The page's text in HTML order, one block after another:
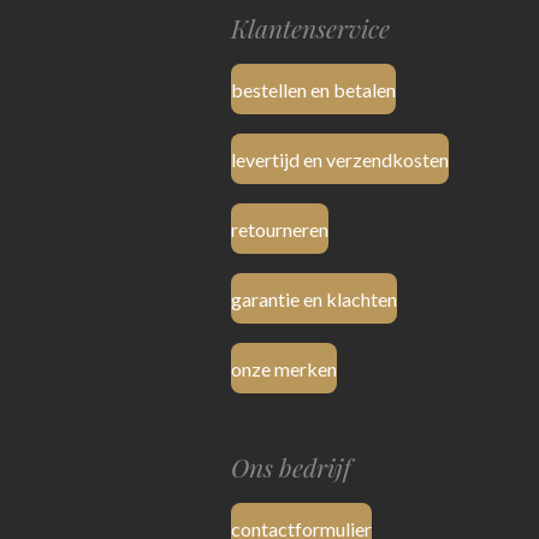
Klantenservice
bestellen en betalen
levertijd en verzendkosten
retourneren
garantie en klachten
onze merken
Ons bedrijf
contactformulier